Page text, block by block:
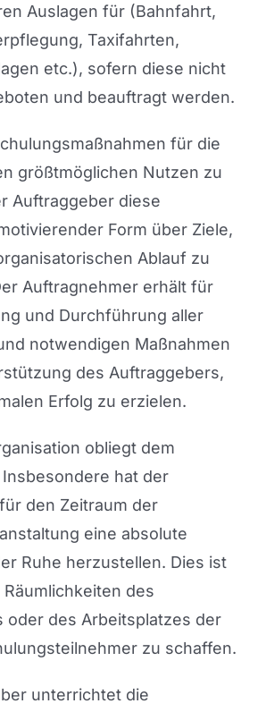
Auslagen für (Bahnfahrt,
Taxifahrten,
etc.), sofern diese nicht
und beauftragt werden.
für die
größtmöglichen Nutzen zu
Auftraggeber diese
Form über Ziele,
Ablauf zu
Auftragnehmer erhält für
und Durchführung aller
notwendigen Maßnahmen
des Auftraggebers,
Erfolg zu erzielen.
obliegt dem
hat der
den Zeitraum der
eine absolute
Ruhe herzustellen. Dies ist
des
oder des Arbeitsplatzes der
zu schaffen.
unterrichtet die